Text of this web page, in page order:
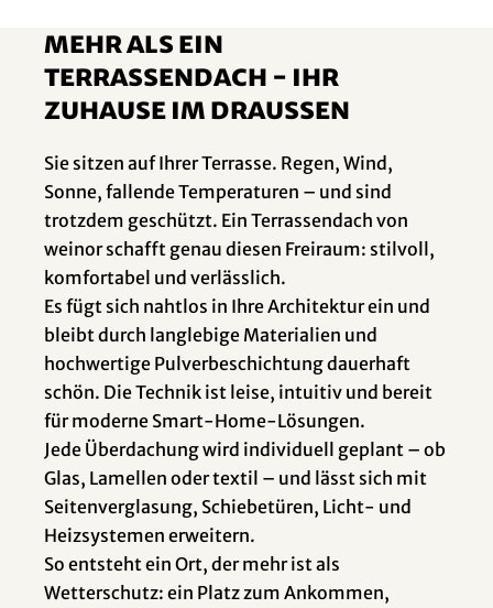
Mehr als ein
Terrassendach - ihr
zuhause im Draussen
Sie sitzen auf Ihrer Terrasse. Regen, Wind,
Sonne, fallende Temperaturen – und sind
trotzdem geschützt. Ein Terrassendach von
weinor schafft genau diesen Freiraum: stilvoll,
komfortabel und verlässlich.
Es fügt sich nahtlos in Ihre Architektur ein und
bleibt durch langlebige Materialien und
hochwertige Pulverbeschichtung dauerhaft
schön. Die Technik ist leise, intuitiv und bereit
für moderne Smart-Home-Lösungen.
Jede Überdachung wird individuell geplant – ob
Glas, Lamellen oder textil – und lässt sich mit
Seitenverglasung, Schiebetüren, Licht- und
Heizsystemen erweitern.
So entsteht ein Ort, der mehr ist als
Wetterschutz: ein Platz zum Ankommen,